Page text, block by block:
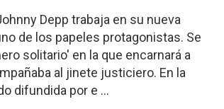
Depp trabaja en su nueva
de los papeles protagonistas. Se
solitario' en la que encarnará a
al jinete justiciero. En la
difundida por e ...